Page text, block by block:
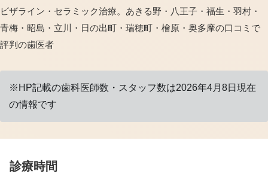
ビザライン・セラミック治療。あきる野・八王子・福生・羽村・
青梅・昭島・立川・日の出町・瑞穂町・檜原・奥多摩の口コミで
評判の歯医者
※HP記載の歯科医師数・スタッフ数は2026年4月8日現在
の情報です
診療時間